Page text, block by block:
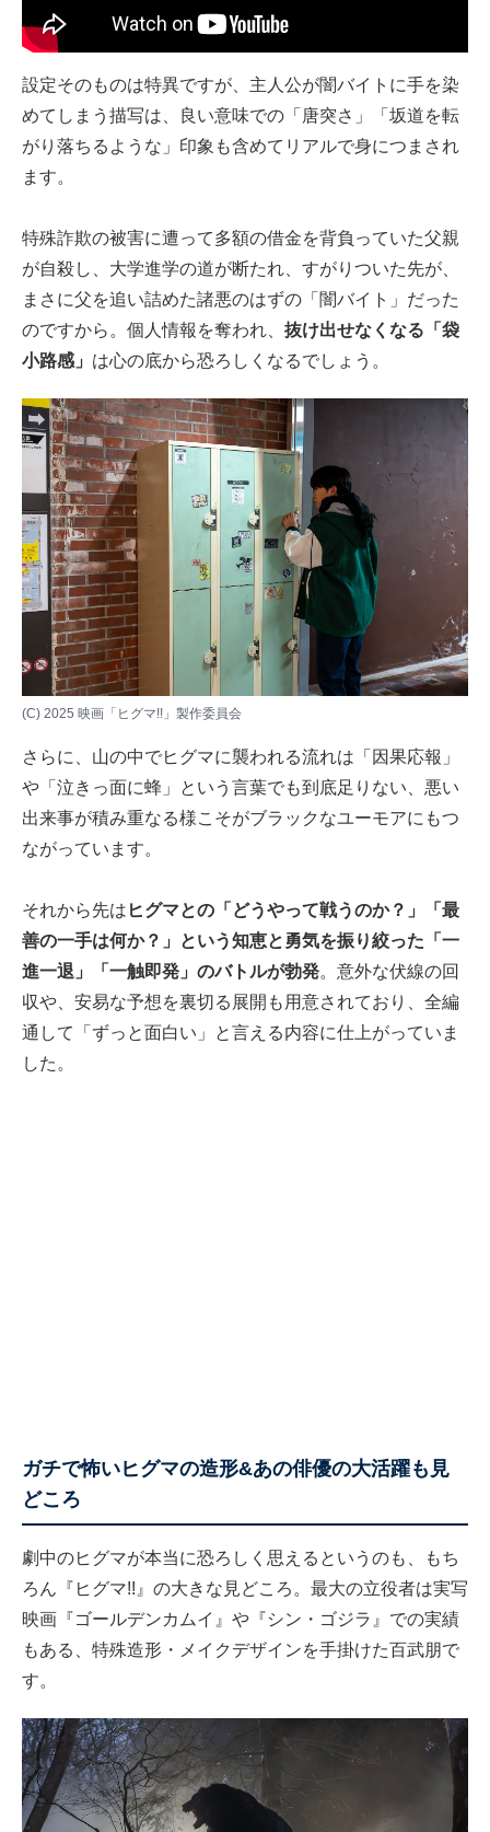
設定そのものは特異ですが、主人公が闇バイトに手を染
めてしまう描写は、良い意味での「唐突さ」「坂道を転
がり落ちるような」印象も含めてリアルで身につまされ
ます。
特殊詐欺の被害に遭って多額の借金を背負っていた父親
が自殺し、大学進学の道が断たれ、すがりついた先が、
まさに父を追い詰めた諸悪のはずの「闇バイト」だった
のですから。個人情報を奪われ、 抜け出せなくなる「袋
小路感」 は心の底から恐ろしくなるでしょう。
(C) 2025 映画「ヒグマ!!」製作委員会
さらに、山の中でヒグマに襲われる流れは「因果応報」
や「泣きっ面に蜂」という言葉でも到底足りない、悪い
出来事が積み重なる様こそがブラックなユーモアにもつ
ながっています。
それから先は ヒグマとの「どうやって戦うのか？」「最
善の一手は何か？」という知恵と勇気を振り絞った「一
進一退」「一触即発」のバトルが勃発。意外な伏線の回
収や、安易な予想を裏切る展開も用意されており、全編
通して「ずっと面白い」と言える内容に仕上がっていま
した。
ガチで怖いヒグマの造形&あの俳優の大活躍も見
どころ
劇中のヒグマが本当に恐ろしく思えるというのも、もち
ろん『ヒグマ!!』の大きな見どころ。最大の立役者は実写
映画『ゴールデンカムイ』や『シン・ゴジラ』での実績
もある、特殊造形・メイクデザインを手掛けた百武朋で
す。